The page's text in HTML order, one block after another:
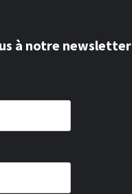
à notre newsletter